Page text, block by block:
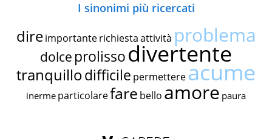
I sinonimi più ricercati
dire importante richiestaattività problema
dolce prolissodivertente
tranquillodifficile permettereacume
inerme particolarefare bello amore paura